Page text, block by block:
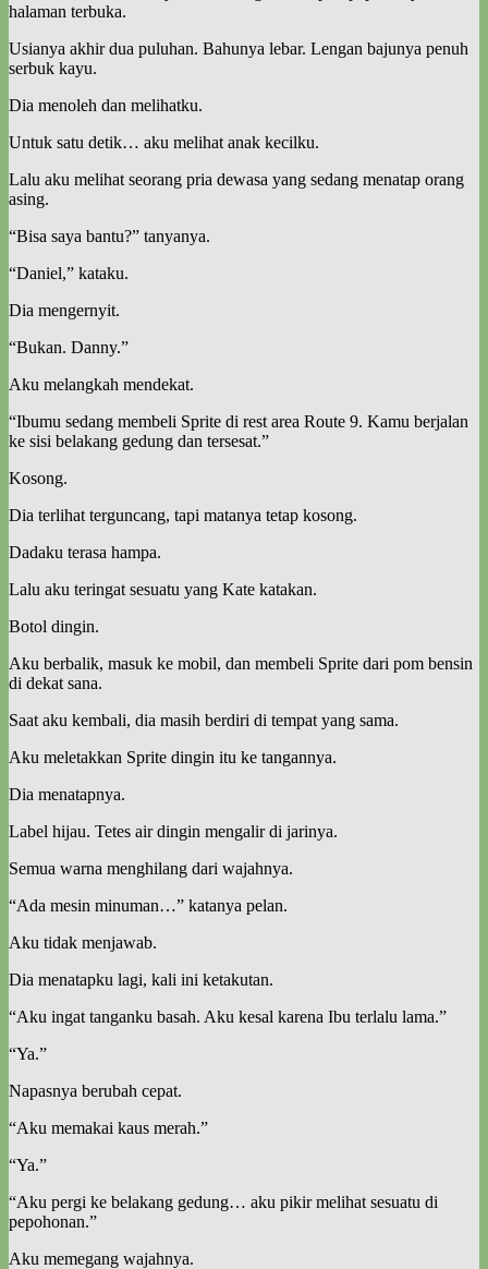
halaman terbuka.
Usianya akhir dua puluhan. Bahunya lebar. Lengan bajunya penuh
serbuk kayu.
Dia menoleh dan melihatku.
Untuk satu detik… aku melihat anak kecilku.
Lalu aku melihat seorang pria dewasa yang sedang menatap orang
asing.
“Bisa saya bantu?” tanyanya.
“Daniel,” kataku.
Dia mengernyit.
“Bukan. Danny.”
Aku melangkah mendekat.
“Ibumu sedang membeli Sprite di rest area Route 9. Kamu berjalan
ke sisi belakang gedung dan tersesat.”
Kosong.
Dia terlihat terguncang, tapi matanya tetap kosong.
Dadaku terasa hampa.
Lalu aku teringat sesuatu yang Kate katakan.
Botol dingin.
Aku berbalik, masuk ke mobil, dan membeli Sprite dari pom bensin
di dekat sana.
Saat aku kembali, dia masih berdiri di tempat yang sama.
Aku meletakkan Sprite dingin itu ke tangannya.
Dia menatapnya.
Label hijau. Tetes air dingin mengalir di jarinya.
Semua warna menghilang dari wajahnya.
“Ada mesin minuman…” katanya pelan.
Aku tidak menjawab.
Dia menatapku lagi, kali ini ketakutan.
“Aku ingat tanganku basah. Aku kesal karena Ibu terlalu lama.”
“Ya.”
Napasnya berubah cepat.
“Aku memakai kaus merah.”
“Ya.”
“Aku pergi ke belakang gedung… aku pikir melihat sesuatu di
pepohonan.”
Aku memegang wajahnya.